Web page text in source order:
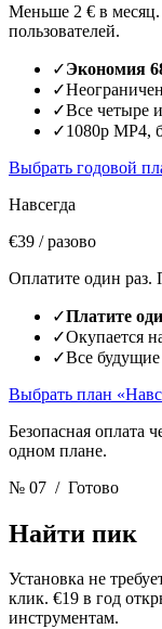
Меньше 2 € в
пользователей.
✓Экономия
✓
✓Все четыре
✓1080p MP4,
Выбрать годовой
Навсегда
€39 / разово
Оплатите один раз.
✓Платите
✓Окупается
✓Все
Выбрать план
Безопасная оплата
одном плане.
№ 07 / Готово
Найти пик
Установка не
клик. €19 в год
инструментам.